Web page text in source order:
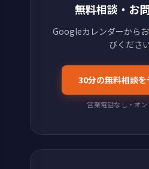
無料相談・お
Googleカレンダーから
びください
30分の無料相談を
営業電話なし・オ